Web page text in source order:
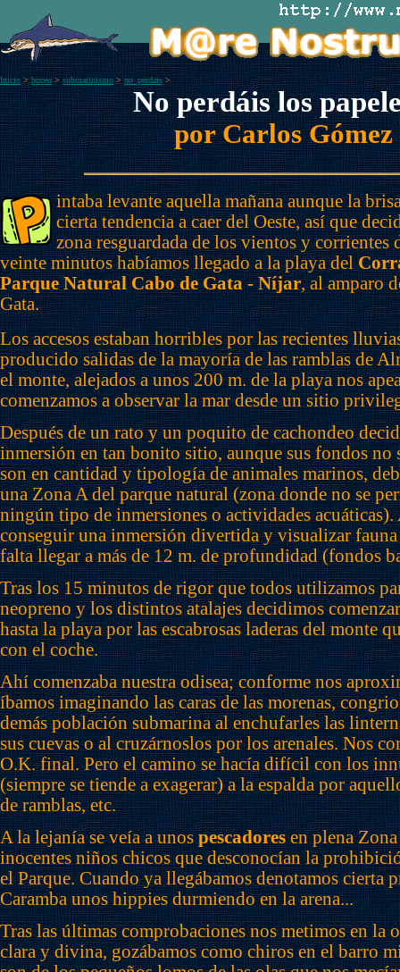
Inicio >buceo>submarinismo > no_perdais>
No perdáis los
por Carlos Gómez
intaba levante aquella mañana aunque la
cierta tendencia a caer del Oeste, así que
zona resguardada de los vientos y corrientes
veinte minutos habíamos llegado a la playa del
Parque Natural Cabo de Gata - Níjar, al amparo
Gata.
Los accesos estaban horribles por las recientes
producido salidas de la mayoría de las ramblas de
el monte, alejados a unos 200 m. de la playa nos
comenzamos a observar la mar desde un sitio
Después de un rato y un poquito de cachondeo
inmersión en tan bonito sitio, aunque sus fondos no
son en cantidad y tipología de animales marinos,
una Zona A del parque natural (zona donde no se
ningún tipo de inmersiones o actividades acuáticas).
conseguir una inmersión divertida y visualizar fauna
falta llegar a más de 12 m. de profundidad (fondos
Tras los 15 minutos de rigor que todos utilizamos
neopreno y los distintos atalajes decidimos
hasta la playa por las escabrosas laderas del monte
con el coche.
Ahí comenzaba nuestra odisea; conforme nos
íbamos imaginando las caras de las morenas,
demás población submarina al enchufarles las
sus cuevas o al cruzárnoslos por los arenales. Nos
O.K. final. Pero el camino se hacía difícil con los
(siempre se tiende a exagerar) a la espalda por
de ramblas, etc.
A la lejanía se veía a unospescadores en plena
inocentes niños chicos que desconocían la
el Parque. Cuando ya llegábamos denotamos cierta
Caramba unos hippies durmiendo en la arena...
Tras las últimas comprobaciones nos metimos en la
clara y divina, gozábamos como chiros en el barro